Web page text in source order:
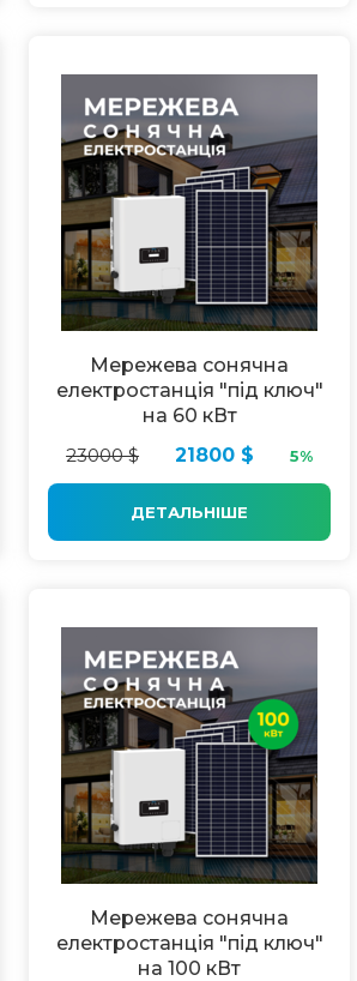
Мережева сонячна
електростанція "під ключ"
на 60 кВт
23000 $
21800 $ 5%
ДЕТАЛЬНІШЕ
Мережева сонячна
електростанція "під ключ"
на 100 кВт